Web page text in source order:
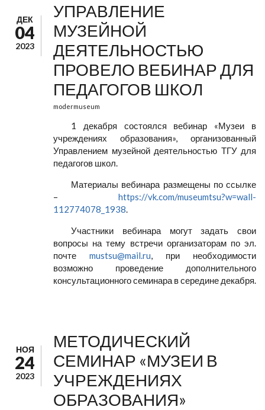
ДЕК
04
2023
УПРАВЛЕНИЕ
МУЗЕЙНОЙ
ДЕЯТЕЛЬНОСТЬЮ
ПРОВЕЛО ВЕБИНАР ДЛЯ
ПЕДАГОГОВ ШКОЛ
modermuseum
1 декабря состоялся вебинар «Музеи в
учреждениях образования», организованный
Управлением музейной деятельностью ТГУ для
педагогов школ.
Материалы вебинара размещены по ссылке
– https://vk.com/museumtsu?w=wall-
112774078_1938.
Участники вебинара могут задать свои
вопросы на тему встречи организаторам по эл.
почте mustsu@mail.ru, при необходимости
возможно проведение дополнительного
консультационного семинара в середине декабря.
НОЯ
24
2023
МЕТОДИЧЕСКИЙ
СЕМИНАР «МУЗЕИ В
УЧРЕЖДЕНИЯХ
ОБРАЗОВАНИЯ»